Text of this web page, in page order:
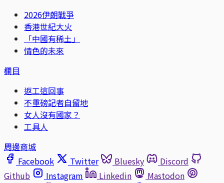
2026伊朗戰爭
香港世紀大火
「中國有稀土」
情色的未來
欄目
返工這回事
不重磅記者自留地
女人沒有國家？
工具人
周邊商城
Facebook
Twitter Bluesky
Discord
Github
Instagram Linkedin
Mastodon